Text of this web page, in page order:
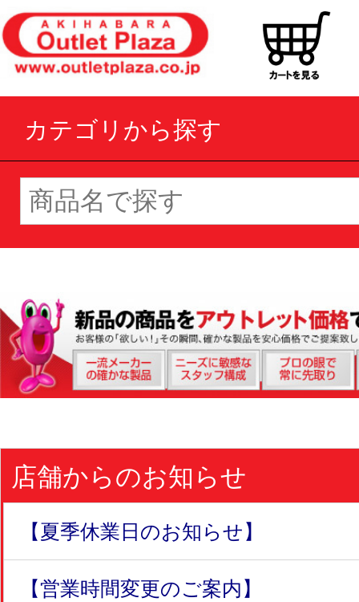
カテゴリから探す
店舗からのお知らせ
【夏季休業日のお知らせ】
【営業時間変更のご案内】